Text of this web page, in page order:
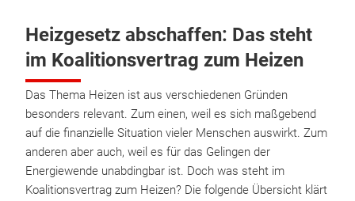
Heizgesetz abschaffen: Das steht
im Koalitionsvertrag zum Heizen
Das Thema Heizen ist aus verschiedenen Gründen
besonders relevant. Zum einen, weil es sich maßgebend
auf die finanzielle Situation vieler Menschen auswirkt. Zum
anderen aber auch, weil es für das Gelingen der
Energiewende unabdingbar ist. Doch was steht im
Koalitionsvertrag zum Heizen? Die folgende Übersicht klärt